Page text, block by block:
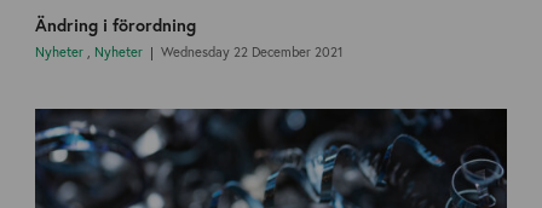
Ändring i förordning
Nyheter , Nyheter Wednesday 22 December 2021